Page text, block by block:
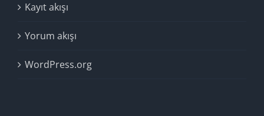
Kayıt akışı
Yorum akışı
WordPress.org